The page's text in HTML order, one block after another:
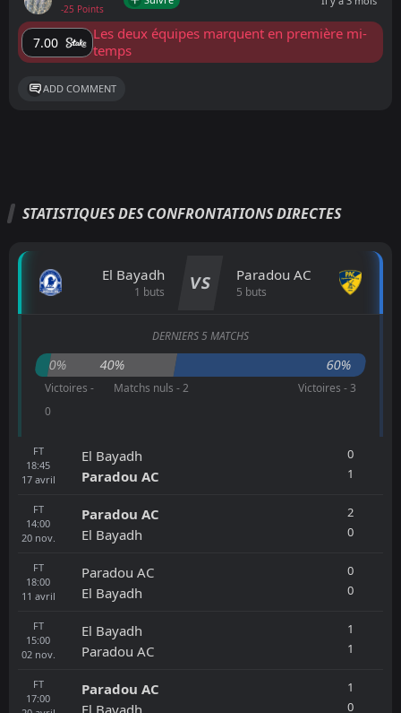
-25 Points
7.00
Les deux équipes marquent en première mi-
temps
ADD COMMENT
STATISTIQUES DES CONFRONTATIONS DIRECTES
El Bayadh
1 buts VS Paradou AC
5 buts
DERNIERS 5 MATCHS
0% 40% 60%
Victoires -
0
Matchs nuls - 2 Victoires - 3
FT
18:45
17 avril
El Bayadh
Paradou AC
0
1
FT
14:00
20 nov.
Paradou AC
El Bayadh
2
0
FT
18:00
11 avril
Paradou AC
El Bayadh
0
0
FT
15:00
02 nov.
El Bayadh
Paradou AC
1
1
FT
17:00
Paradou AC
El Bayadh
1
0